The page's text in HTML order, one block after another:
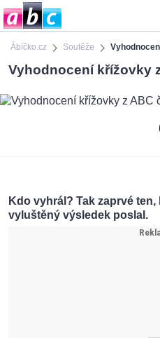
Ábíčko.cz Soutěže
Vyhodnocení křížovky
Kdo vyhrál? Tak zaprvé
vyluštěný výsledek poslal.